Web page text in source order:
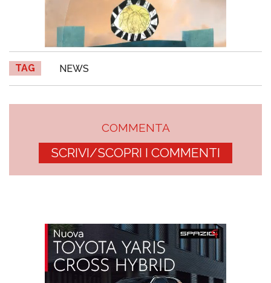
TAG NEWS
COMMENTA
SCRIVI/SCOPRI I COMMENTI